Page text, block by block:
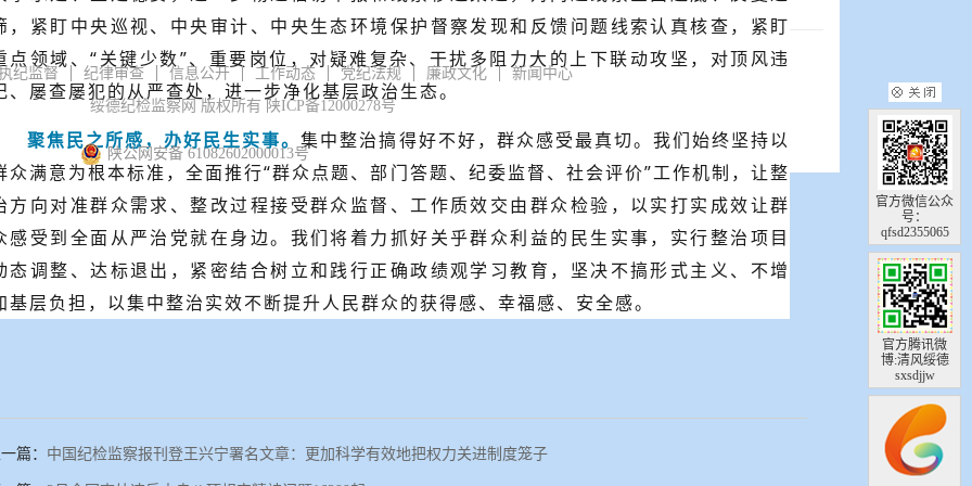
，紧盯中央巡视、中央审计、中央生态环境保护督察发现和反馈问题线索认真核查，紧盯
点领域、“关键少数”、重要岗位，对疑难复杂、干扰多阻力大的上下联动攻坚，对顶风违
、屡查屡犯的从严查处，进一步净化基层政治生态。
聚焦民之所感，办好民生实事。集中整治搞得好不好，群众感受最真切。我们始终坚持以
众满意为根本标准，全面推行“群众点题、部门答题、纪委监督、社会评价”工作机制，让整
方向对准群众需求、整改过程接受群众监督、工作质效交由群众检验，以实打实成效让群
感受到全面从严治党就在身边。我们将着力抓好关乎群众利益的民生实事，实行整治项目
态调整、达标退出，紧密结合树立和践行正确政绩观学习教育，坚决不搞形式主义、不增
基层负担，以集中整治实效不断提升人民群众的获得感、幸福感、安全感。
篇： 中国纪检监察报刊登王兴宁署名文章：更加科学有效地把权力关进制度笼子
纪监督 纪律审查 信息公开 工作动态 党纪法规 廉政文化
新闻中心
绥德纪检监察网 版权所有 陕ICP备12000278号
陕公网安备 61082602000013号
官方微信公众
号：
qfsd2355065
官方腾讯微
博:清风绥德
sxsdjjw